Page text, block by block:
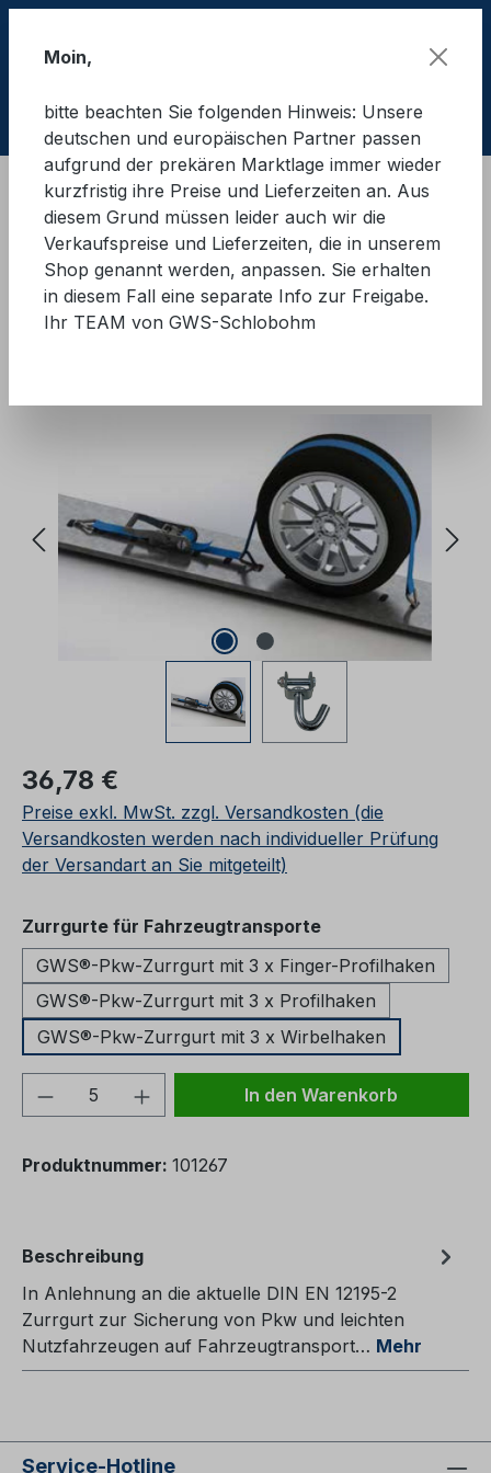
Ladungssicherung Straße
Zurrgurte
Fahrzeugtransporte
GWS®-Pkw-Zurrgurt, 35 mm -
LC 1.500 daN
Regulärer Preis:
36,78 €
Preise exkl. MwSt. zzgl. Versandkosten (die
Versandkosten werden nach individueller Prüfung
der Versandart an Sie mitgeteilt)
Zurrgurte für Fahrzeugtransporteauswählen
GWS®-Pkw-Zurrgurt mit 3 x Finger-Profilhaken
GWS®-Pkw-Zurrgurt mit 3 x Profilhaken
GWS®-Pkw-Zurrgurt mit 3 x Wirbelhaken
Produkt Anzahl: Gib denIn den Warenkorb
Produktnummer: 101267
Beschreibung
In Anlehnung an die aktuelle DIN EN 12195-2
Zurrgurt zur Sicherung von Pkw und leichten
Nutzfahrzeugen auf Fahrzeugtransport… Mehr
Service-Hotline
Moin,
bitte beachten Sie folgenden Hinweis: Unsere
deutschen und europäischen Partner passen
aufgrund der prekären Marktlage immer wieder
kurzfristig ihre Preise und Lieferzeiten an. Aus
diesem Grund müssen leider auch wir die
Verkaufspreise und Lieferzeiten, die in unserem
Shop genannt werden, anpassen. Sie erhalten
in diesem Fall eine separate Info zur Freigabe.
Ihr TEAM von GWS-Schlobohm